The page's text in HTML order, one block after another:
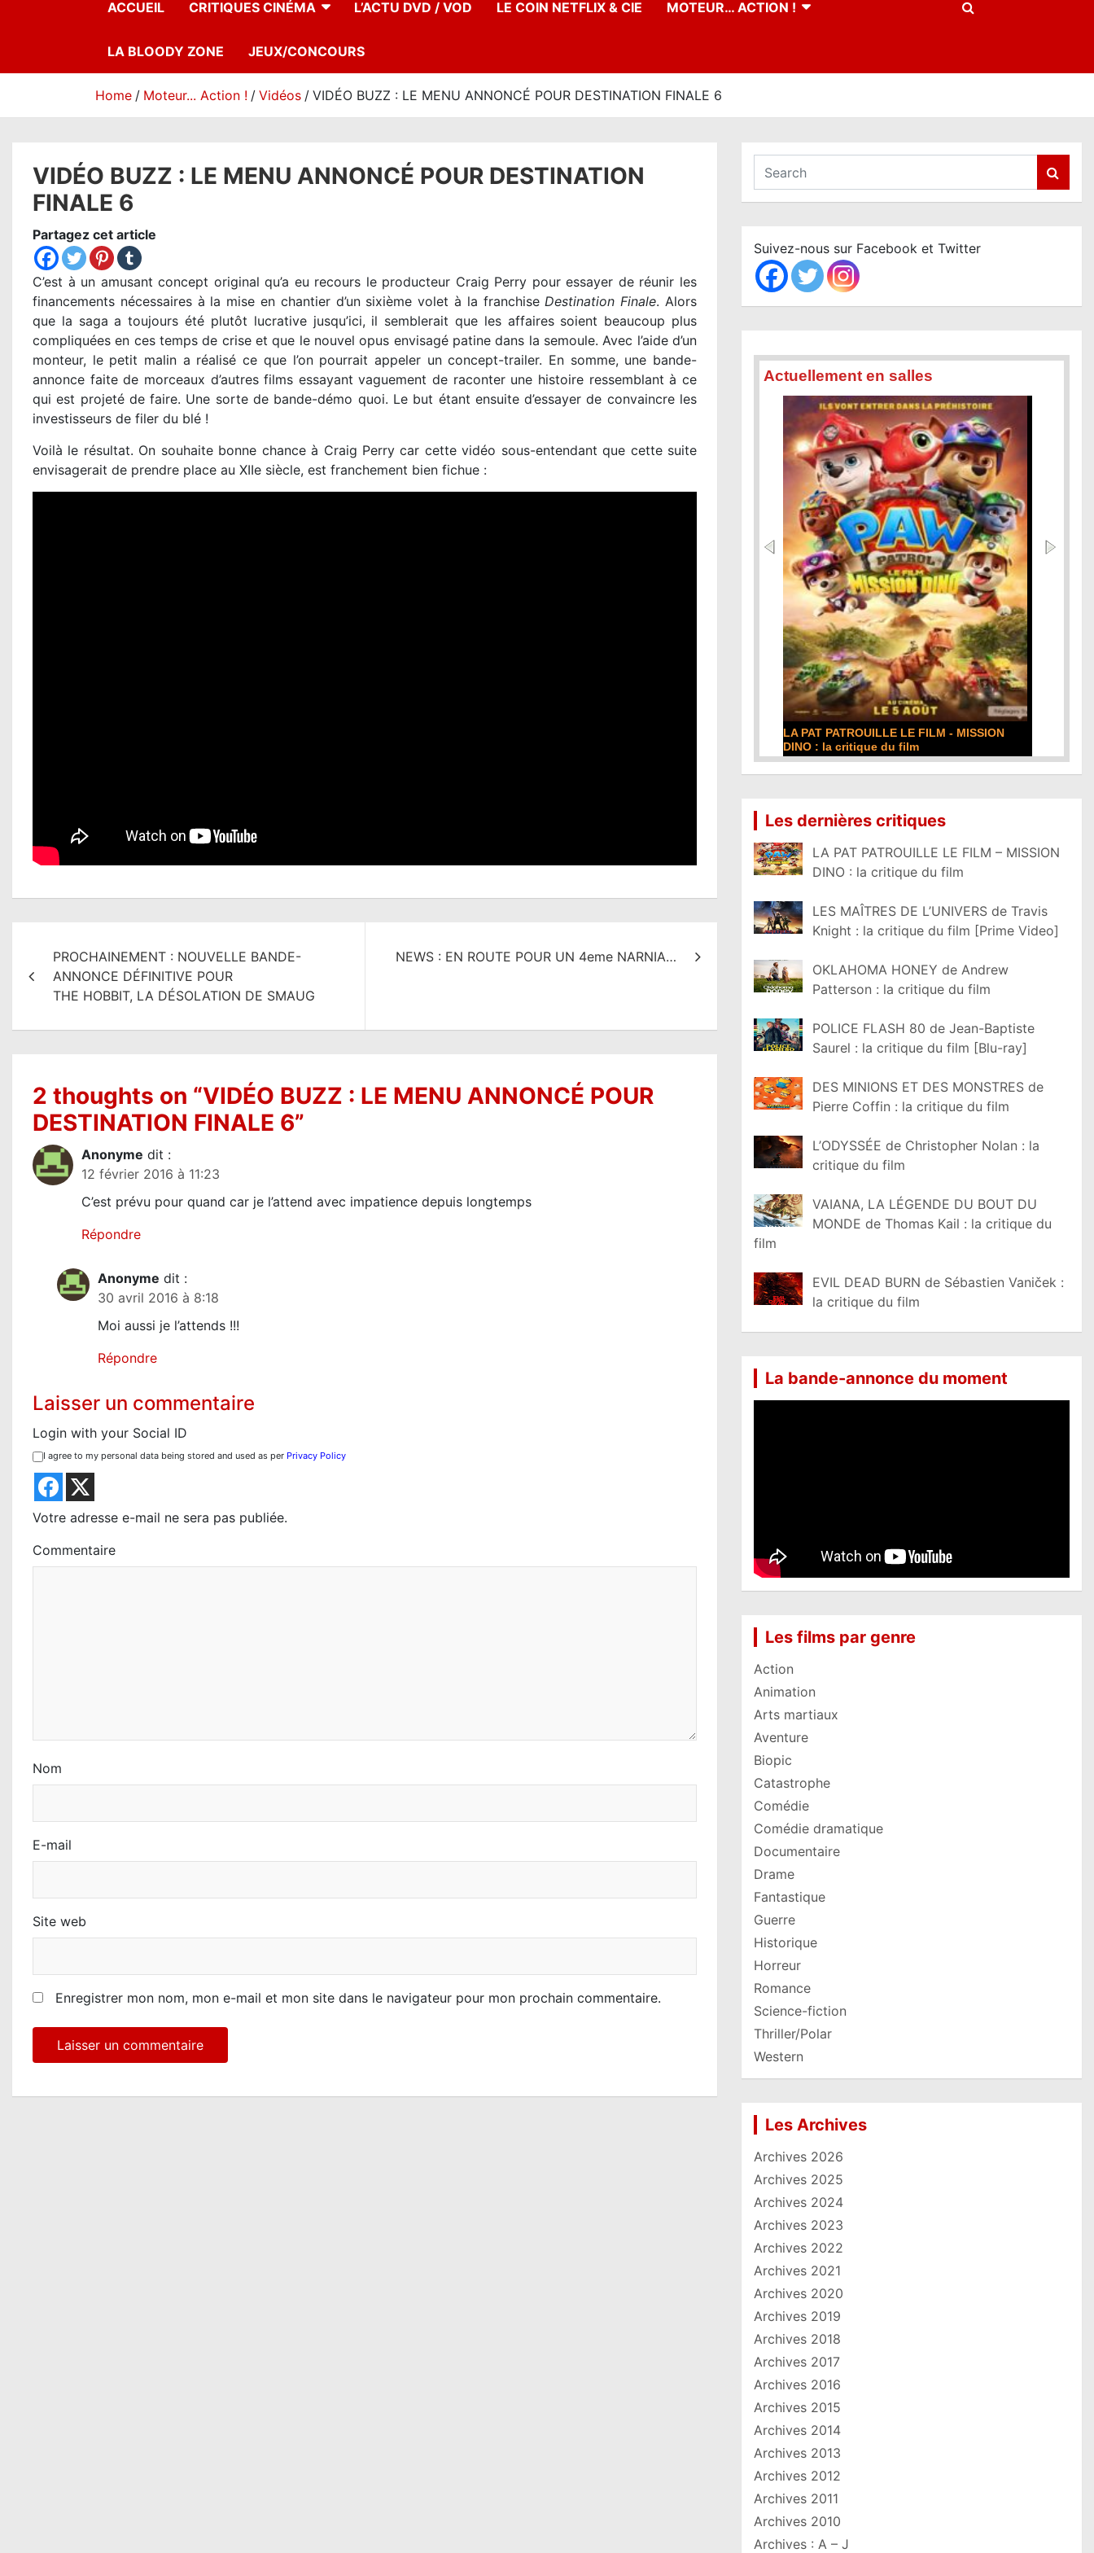
ACCUEIL CRITIQUES CINÉMA L’ACTU DVD / VOD LE COIN NETFLIX & CIE MOTEUR… ACTION !
LA BLOODY ZONE JEUX/CONCOURS
Home Moteur... Action ! Vidéos VIDÉO BUZZ : LE MENU ANNONCÉ POUR DESTINATION FINALE 6
VIDÉO BUZZ : LE MENU ANNONCÉ POUR DESTINATION
FINALE 6
Partagez cet article
C’est à un amusant concept original qu’a eu recours le producteur Craig Perry pour essayer de réunir les
financements nécessaires à la mise en chantier d’un sixième volet à la franchiseDestination Finale. Alors
que la saga a toujours été plutôt lucrative jusqu’ici, il semblerait que les affaires soient beaucoup plus
compliquées en ces temps de crise et que le nouvel opus envisagé patine dans la semoule. Avec l’aide d’un
monteur, le petit malin a réalisé ce que l’on pourrait appeler un concept-trailer. En somme, une bande-
annonce faite de morceaux d’autres films essayant vaguement de raconter une histoire ressemblant à ce
qui est projeté de faire. Une sorte de bande-démo quoi. Le but étant ensuite d’essayer de convaincre les
investisseurs de filer du blé !
Voilà le résultat. On souhaite bonne chance à Craig Perry car cette vidéo sous-entendant que cette suite
envisagerait de prendre place au XIIe siècle, est franchement bien fichue :
i
PROCHAINEMENT : NOUVELLE BANDE-
ANNONCE DÉFINITIVE POUR
THE HOBBIT, LA DÉSOLATION DE SMAUG
NEWS : EN ROUTE POUR UN 4eme NARNIA…
2 thoughts on “VIDÉO BUZZ : LE MENU ANNONCÉ POUR
DESTINATION FINALE 6”
Anonyme dit :
12 février 2016 à 11:23
C’est prévu pour quand car je l’attend avec impatience depuis longtemps
Répondre
Anonyme dit :
30 avril 2016 à 8:18
Moi aussi je l’attends !!!
Répondre
Laisser un commentaire
Login with your Social ID
I agree to my personal data being stored and used as per Privacy Policy
Votre adresse e-mail ne sera pas publiée.
Commentaire
Nom
E-mail
Site web
Enregistrer mon nom, mon e-mail et mon site dans le navigateur pour mon prochain commentaire.
a
c
h
Suivez-nous sur Facebook et Twitter
Actuellement en salles
LA PAT PATROUILLE LE FILM - MISSION
DINO : la critique du film
Les dernières critiques
LA PAT PATROUILLE LE FILM – MISSION
DINO : la critique du film
LES MAÎTRES DE L’UNIVERS de Travis
Knight : la critique du film [Prime Video]
OKLAHOMA HONEY de Andrew
Patterson : la critique du film
POLICE FLASH 80 de Jean-Baptiste
Saurel : la critique du film [Blu-ray]
DES MINIONS ET DES MONSTRES de
Pierre Coffin : la critique du film
L’ODYSSÉE de Christopher Nolan : la
critique du film
VAIANA, LA LÉGENDE DU BOUT DU
MONDE de Thomas Kail : la critique du
film
EVIL DEAD BURN de Sébastien Vaniček :
la critique du film
La bande-annonce du moment
Les films par genre
Action
Animation
Arts martiaux
Aventure
Biopic
Catastrophe
Comédie
Comédie dramatique
Documentaire
Drame
Fantastique
Guerre
Historique
Horreur
Romance
Science-fiction
Thriller/Polar
Western
Les Archives
Archives 2026
Archives 2025
Archives 2024
Archives 2023
Archives 2022
Archives 2021
Archives 2020
Archives 2019
Archives 2018
Archives 2017
Archives 2016
Archives 2015
Archives 2014
Archives 2013
Archives 2012
Archives 2011
Archives 2010
Archives : A – J